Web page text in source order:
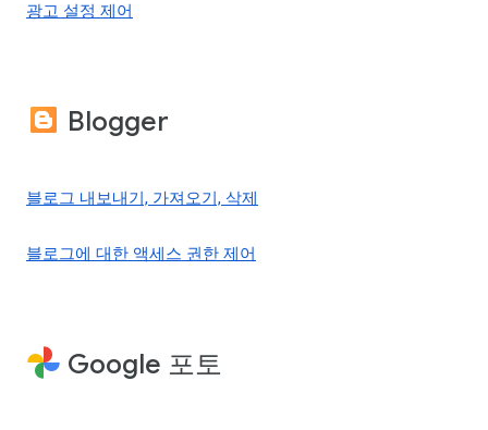
광고 설정 제어
Blogger
블로그 내보내기, 가져오기, 삭제
블로그에 대한 액세스 권한 제어
Google 포토